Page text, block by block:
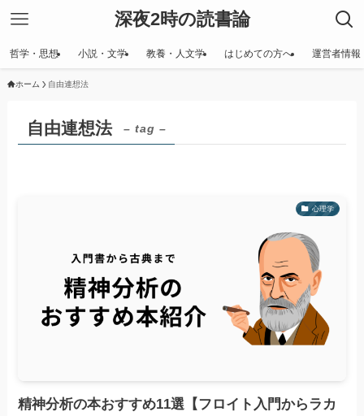
深夜2時の読書論
哲学・思想 小説・文学 教養・人文学 はじめての方へ 運営者情報
ホーム 自由連想法
自由連想法 – tag –
心理学
精神分析の本おすすめ11選【フロイト入門からラカ